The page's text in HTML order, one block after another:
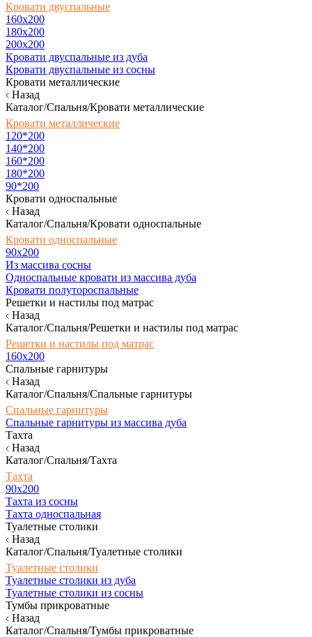
Кровати двуспальные
160х200
180x200
200x200
Кровати двуспальные из дуба
Кровати двуспальные из сосны
Кровати металлические
Назад
Каталог/Спальня/Кровати металлические
Кровати металлические
120*200
140*200
160*200
180*200
90*200
Кровати односпальные
Назад
Каталог/Спальня/Кровати односпальные
Кровати односпальные
90х200
Из массива сосны
Односпальные кровати из массива дуба
Кровати полутороспальные
Решетки и настилы под матрас
Назад
Каталог/Спальня/Решетки и настилы под матрас
Решетки и настилы под матрас
160х200
Спальные гарнитуры
Назад
Каталог/Спальня/Спальные гарнитуры
Спальные гарнитуры
Спальные гарнитуры из массива дуба
Тахта
Назад
Каталог/Спальня/Тахта
Тахта
90х200
Тахта из сосны
Тахта односпальная
Туалетные столики
Назад
Каталог/Спальня/Туалетные столики
Туалетные столики
Туалетные столики из дуба
Туалетные столики из сосны
Тумбы прикроватные
Назад
Каталог/Спальня/Тумбы прикроватные